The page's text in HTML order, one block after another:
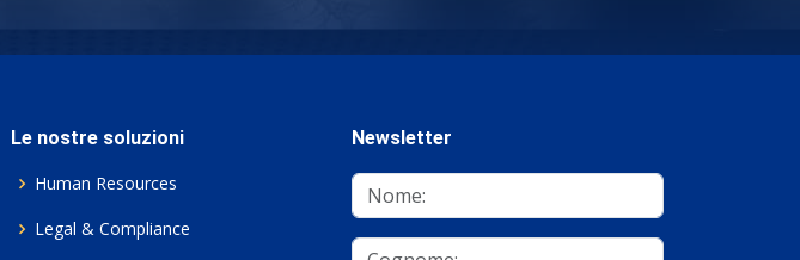
Le nostre soluzioni
Human Resources
Legal & Compliance
Newsletter